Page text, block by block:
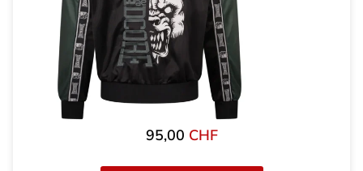
95,00 CHF